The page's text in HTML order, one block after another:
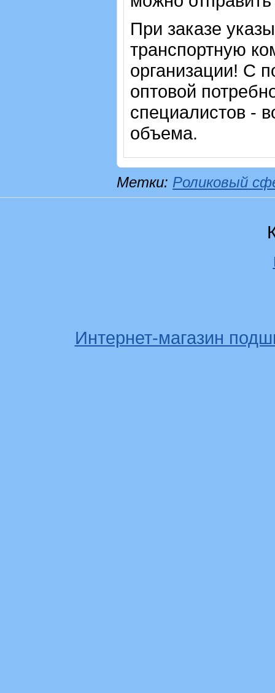
При заказе
транспортную
организации! С
оптовой
специалистов -
объема.
Метки: Роликовый
Интернет-магазин